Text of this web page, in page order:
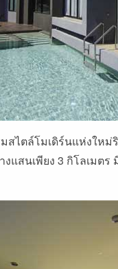
มสไตล์โมเดิร์นแห่งใ
แสนเพียง 3 กิโลเมต